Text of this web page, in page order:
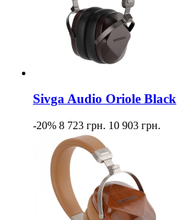
Sivga Audio Oriole Black
-20% 8 723 грн. 10 903 грн.